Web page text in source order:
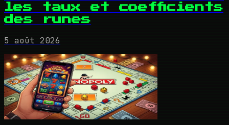
les taux et coefficients
des runes
5 août 2026